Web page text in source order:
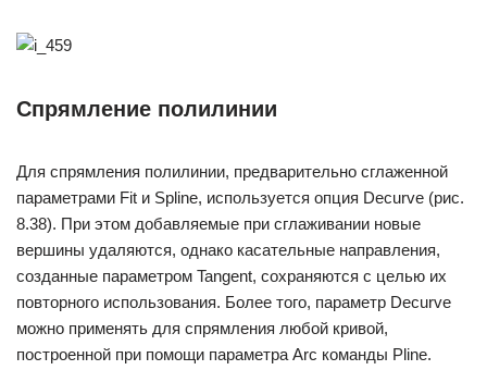
Спрямление полилинии
Для спрямления полилинии, предварительно сглаженной
параметрами Fit и Spline, используется опция Decurve (рис.
8.38). При этом добавляемые при сглаживании новые
вершины удаляются, однако касательные направления,
созданные параметром Tangent, сохраняются с целью их
повторного использования. Более того, параметр Decurve
можно применять для спрямления любой кривой,
построенной при помощи параметра Arc команды Pline.